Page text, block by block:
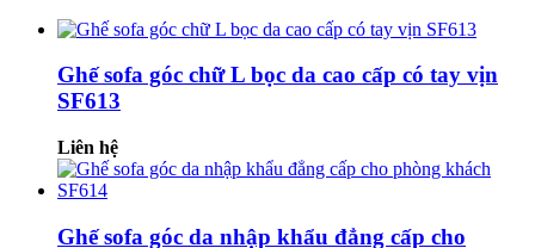
Ghế sofa góc chữ L bọc da cao cấp có tay vịn
SF613
Liên hệ
Ghế sofa góc da nhập khẩu đẳng cấp cho